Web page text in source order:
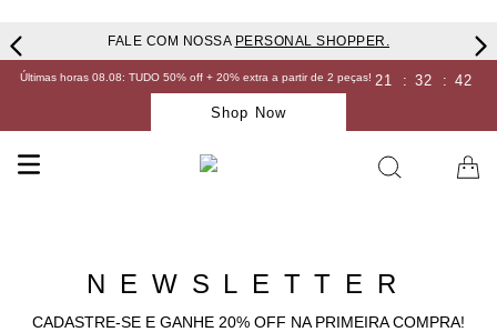
FALE COM NOSSA PERSONAL SHOPPER.
Últimas horas 08.08: TUDO 50% off + 20% extra a partir de 2 peças! 21 : 32 : 42
Shop Now
NEWSLETTER
CADASTRE-SE E GANHE 20% OFF NA PRIMEIRA COMPRA!